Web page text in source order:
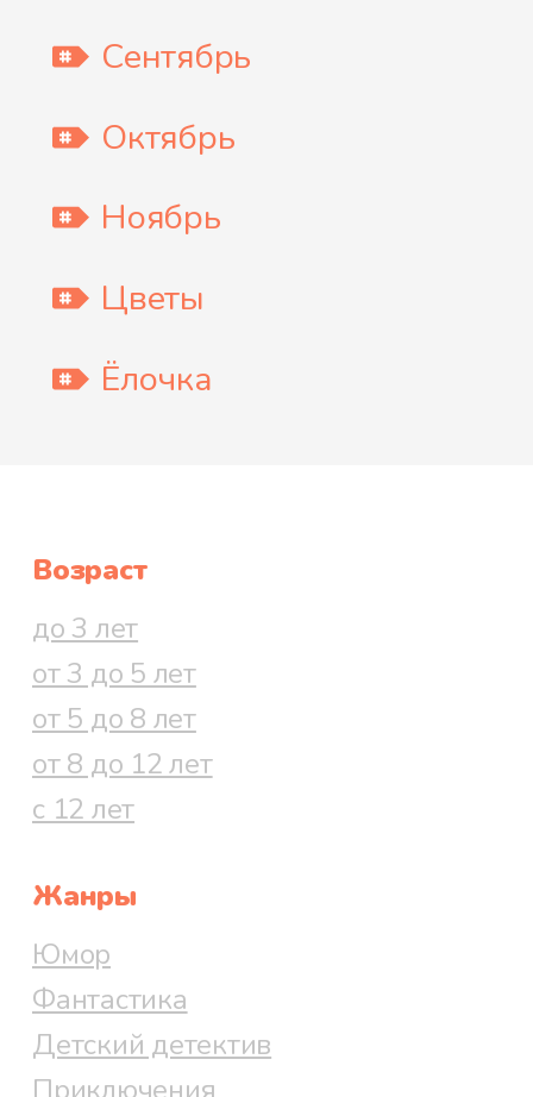
Сентябрь
Октябрь
Ноябрь
Цветы
Ёлочка
Возраст
до 3 лет
от 3 до 5 лет
от 5 до 8 лет
от 8 до 12 лет
с 12 лет
Жанры
Юмор
Фантастика
Детский детектив